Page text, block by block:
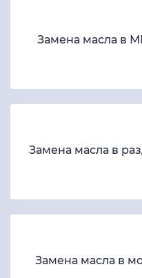
Замена масла в
Замена масла в
Замена масла в